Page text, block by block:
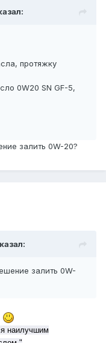
протяжку
0W20 SN GF-5,
залить 0W-20?
залить 0W-
наилучшим